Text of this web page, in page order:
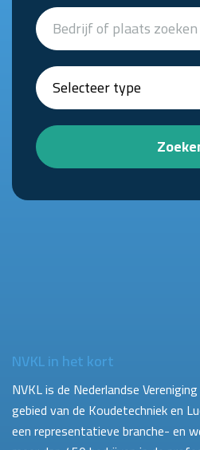
NVKL in het kort
NVKL is de Nederlandse
gebied van de Koudetechniek en
een representatieve branche- en